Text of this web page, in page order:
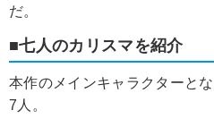
だ。
■七人のカリスマを紹介
本作のメインキャラクターと
7人。